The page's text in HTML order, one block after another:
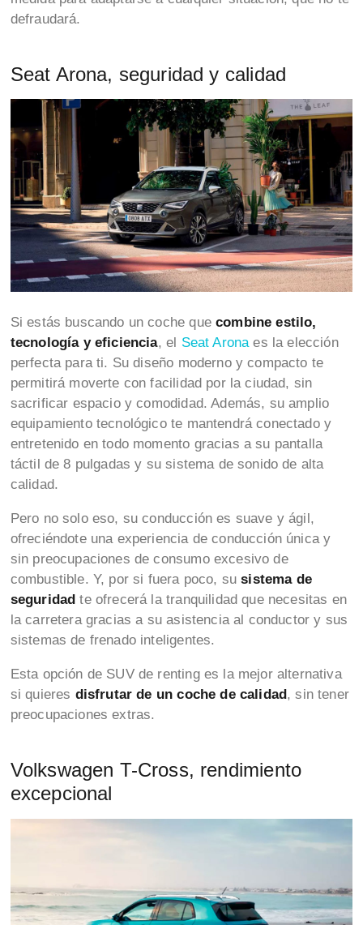
defraudará.
Seat Arona, seguridad y calidad
Si estás buscando un coche quecombine estilo,
tecnología y eficiencia, el Seat Aronaes la elección
perfecta para ti. Su diseño moderno y compacto te
permitirá moverte con facilidad por la ciudad, sin
sacrificar espacio y comodidad. Además, su amplio
equipamiento tecnológico te mantendrá conectado y
entretenido en todo momento gracias a su pantalla
táctil de 8 pulgadas y su sistema de sonido de alta
calidad.
Pero no solo eso, su conducción es suave y ágil,
ofreciéndote una experiencia de conducción única y
sin preocupaciones de consumo excesivo de
combustible. Y, por si fuera poco, su sistema de
seguridad te ofrecerá la tranquilidad que necesitas en
la carretera gracias a su asistencia al conductor y sus
sistemas de frenado inteligentes.
Esta opción de SUV de renting es la mejor alternativa
si quieres disfrutar de un coche de calidad, sin tener
preocupaciones extras.
Volkswagen T-Cross, rendimiento
excepcional